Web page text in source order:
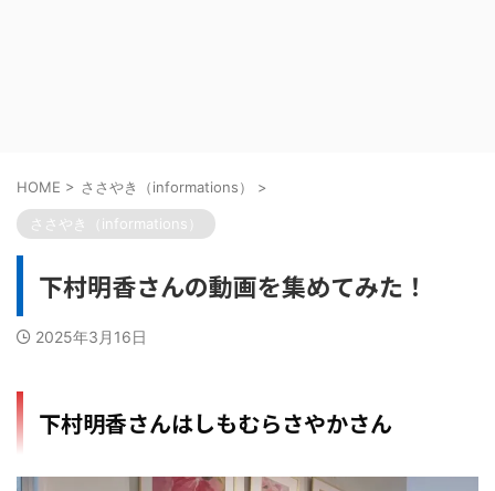
HOME > ささやき（informations） >
ささやき（informations）
下村明香さんの動画を集めてみた！
2025年3月16日
下村明香さんはしもむらさやかさん